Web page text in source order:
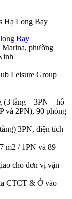
Hạ Long Bay
Bay
phường
Leisure Group
(3 tầng – 3PN – hồ
và 2PN), 90 phòng
3PN, diện tích
m2 / 1PN và 89
cho đơn vị vận
CTCT & Ở vào